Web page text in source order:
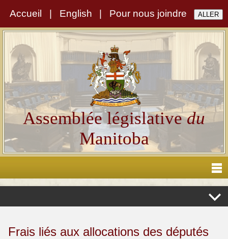
Accueil English Pour nous joindre
Assemblée législativedu
Manitoba
Frais liés aux allocations des députés